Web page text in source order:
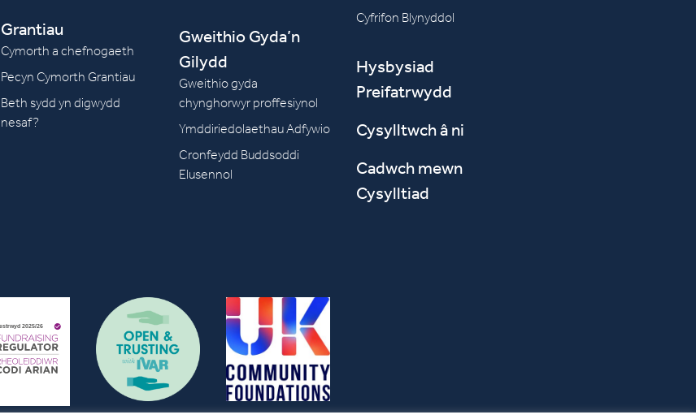
Grantiau
Cymorth a chefnogaeth
Pecyn Cymorth Grantiau
Beth sydd yn digwydd
nesaf?
Gweithio Gyda’n
Gilydd
Gweithio gyda
chynghorwyr proffesiynol
Ymddiriedolaethau Adfywio
Cronfeydd Buddsoddi
Elusennol
Cyfrifon Blynyddol
Hysbysiad
Preifatrwydd
Cysylltwch â ni
Cadwch mewn
Cysylltiad